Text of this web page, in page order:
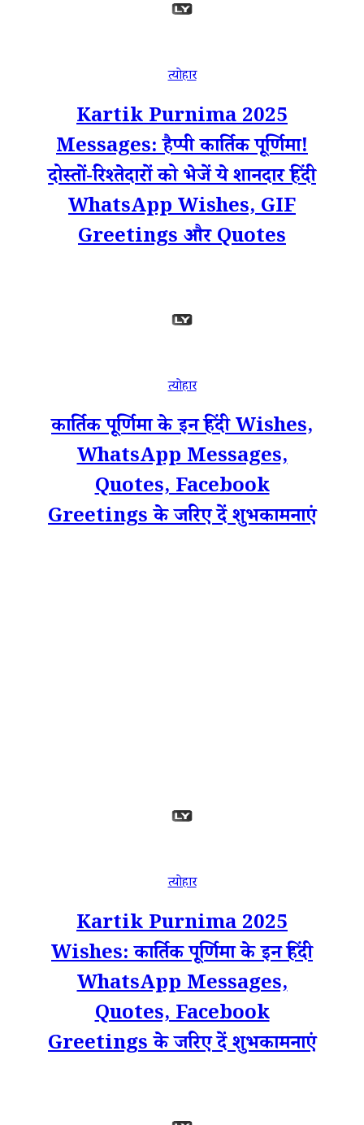
त्योहार
Kartik Purnima 2025
Messages: हैप्पी कार्तिक पूर्णिमा!
दोस्तों-रिश्तेदारों को भेजें ये शानदार हिंदी
WhatsApp Wishes, GIF
Greetings और Quotes
त्योहार
कार्तिक पूर्णिमा के इन हिंदी Wishes,
WhatsApp Messages,
Quotes, Facebook
Greetings के जरिए दें शुभकामनाएं
त्योहार
Kartik Purnima 2025
Wishes: कार्तिक पूर्णिमा के इन हिंदी
WhatsApp Messages,
Quotes, Facebook
Greetings के जरिए दें शुभकामनाएं